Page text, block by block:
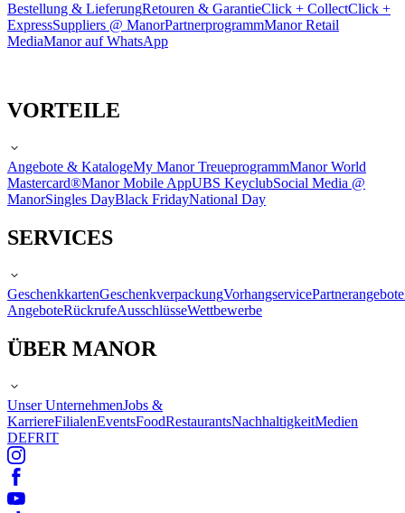
Bestellung & LieferungRetouren & GarantieClick + CollectClick +
ExpressSuppliers @ ManorPartnerprogrammManor Retail
MediaManor auf WhatsApp
VORTEILE
Angebote & KatalogeMy Manor TreueprogrammManor World
Mastercard®Manor Mobile AppUBS KeyclubSocial Media @
ManorSingles DayBlack FridayNational Day
SERVICES
GeschenkkartenGeschenkverpackungVorhangservicePartnerangebote
AngeboteRückrufeAusschlüsseWettbewerbe
ÜBER MANOR
Unser UnternehmenJobs &
KarriereFilialenEventsFoodRestaurantsNachhaltigkeitMedien
DEFRIT